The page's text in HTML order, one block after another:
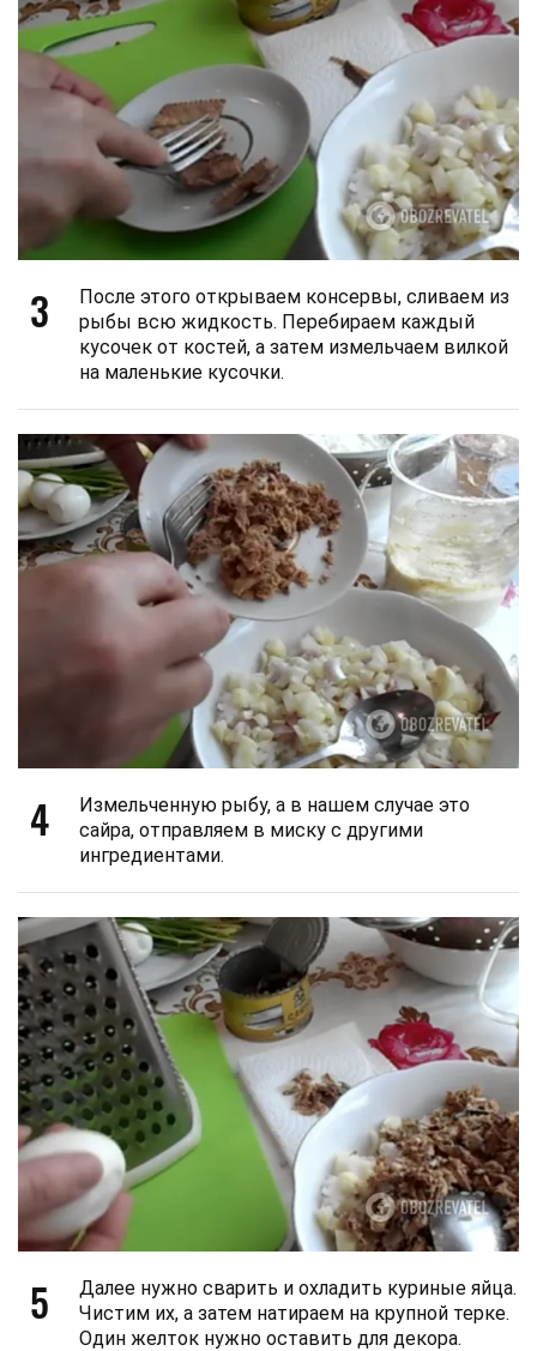
3
После этого открываем консервы, сливаем из
рыбы всю жидкость. Перебираем каждый
кусочек от костей, а затем измельчаем вилкой
на маленькие кусочки.
4
Измельченную рыбу, а в нашем случае это
сайра, отправляем в миску с другими
ингредиентами.
5
Далее нужно сварить и охладить куриные яйца.
Чистим их, а затем натираем на крупной терке.
Один желток нужно оставить для декора.